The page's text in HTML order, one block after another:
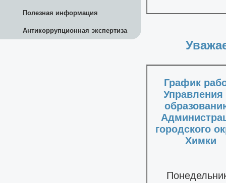
Полезная информация
Антикоррупционная экспертиза